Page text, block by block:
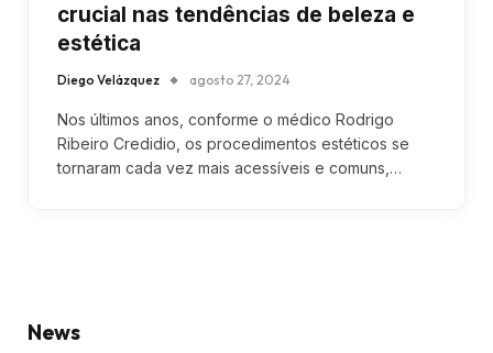
crucial nas tendências de beleza e
estética
Diego Velázquez agosto 27, 2024
Nos últimos anos, conforme o médico Rodrigo
Ribeiro Credidio, os procedimentos estéticos se
tornaram cada vez mais acessíveis e comuns,…
News